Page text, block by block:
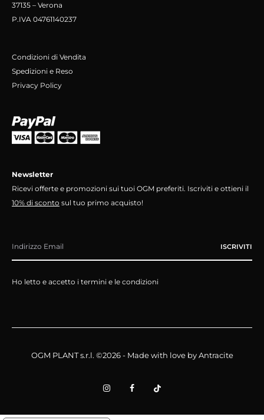
37135 – Verona
P.IVA 04761140237
Condizioni di Vendita
Spedizioni e Reso
Privacy Policy
Newsletter
Ricevi offerte e promozioni sui tuoi OGM preferiti. Iscriviti e ottieni il
10% di sconto sul tuo primo acquisto!
Ho letto e accetto i termini e le condizioni
OGM PLANT s.r.l. ©2026 - Made with love byAntracite
t
e
T
t